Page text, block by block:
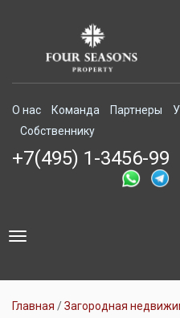
О нас Команда Партнеры
Собственнику
+7(495) 1-3456-99
Toggle
Главная Загородная